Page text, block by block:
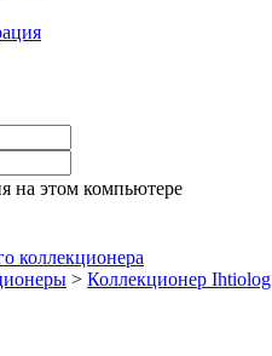
на этом компьютере
коллекционера
> Коллекционер Ihtiolog